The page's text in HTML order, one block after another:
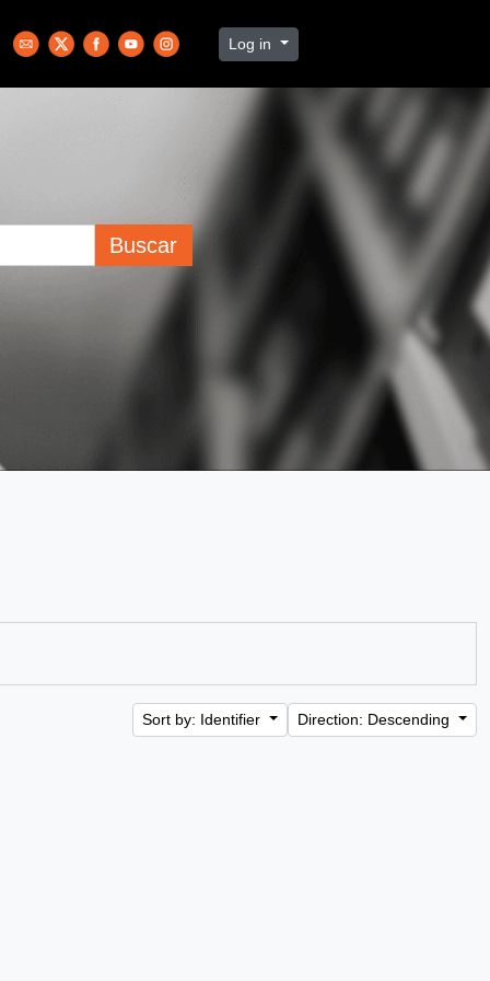
Log in
Buscar
Sort by: Identifier Direction: Descending